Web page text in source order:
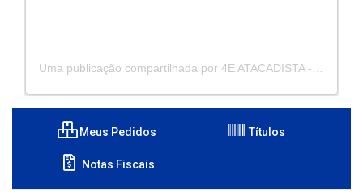
Meus Pedidos Títulos
Notas Fiscais